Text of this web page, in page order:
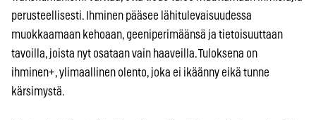
perusteellisesti. Ihminen pääsee lähitulevaisuudessa
muokkaamaan kehoaan, geeniperimäänsä ja tietoisuuttaan
tavoilla, joista nyt osataan vain haaveilla. Tuloksena on
ihminen+, ylimaallinen olento, joka ei ikäänny eikä tunne
kärsimystä.